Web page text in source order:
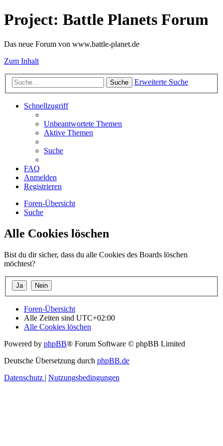
Project: Battle Planets Forum
Das neue Forum von www.battle-planet.de
Zum Inhalt
Suche Erweiterte Suche
Schnellzugriff
Unbeantwortete Themen
Aktive Themen
Suche
FAQ
Anmelden
Registrieren
Foren-Übersicht
Suche
Alle Cookies löschen
Bist du dir sicher, dass du alle Cookies des Boards löschen
möchtest?
Foren-Übersicht
Alle Zeiten sind UTC+02:00
Alle Cookies löschen
Powered by phpBB® Forum Software © phpBB Limited
Deutsche Übersetzung durch phpBB.de
Datenschutz | Nutzungsbedingungen